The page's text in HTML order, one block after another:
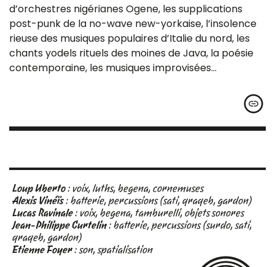
d’orchestres nigérianes Ogene, les supplications
post-punk de la no-wave new-yorkaise, l’insolence
rieuse des musiques populaires d’Italie du nord, les
chants yodels rituels des moines de Java, la poésie
contemporaine, les musiques improvisées…
Loup Uberto: voix, luths, begena, cornemuses
Alexis Vinéïs: batterie, percussions (sati, qraqeb, gardon)
Lucas Ravinale: voix, begena, tamburelli, objets sonores
Jean-Philippe Curtelin: batterie, percussions (surdo, sati,
qraqeb, gardon)
Etienne Foyer: son, spatialisation